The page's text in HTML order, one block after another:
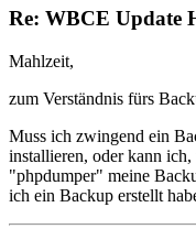
Re: WBCE Update
Mahlzeit,
zum Verständnis fürs
Muss ich zwingend ein
installieren, oder kann
"phpdumper" meine
ich ein Backup erstellt